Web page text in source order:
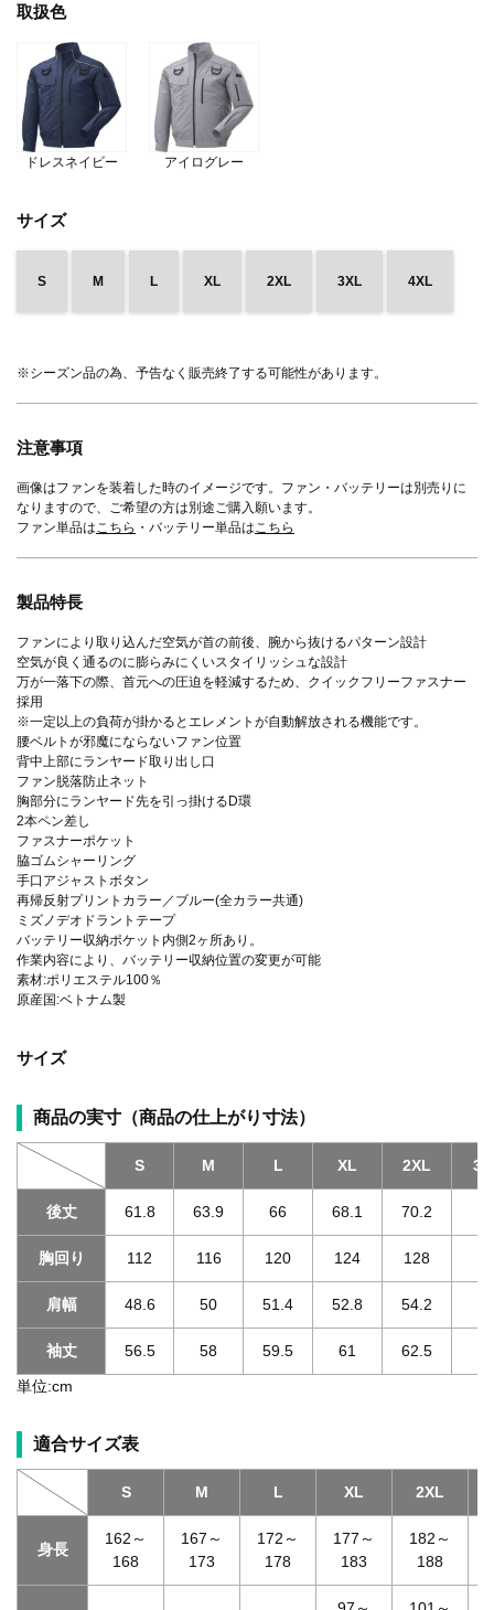
取扱色
ドレスネイビー アイログレー
サイズ
S M L XL 2XL 3XL 4XL
※シーズン品の為、予告なく販売終了する可能性があります。
注意事項
画像はファンを装着した時のイメージです。ファン・バッテリーは別売りに
なりますので、ご希望の方は別途ご購入願います。
ファン単品は こちら ・バッテリー単品は こちら
製品特長
ファンにより取り込んだ空気が首の前後、腕から抜けるパターン設計
空気が良く通るのに膨らみにくいスタイリッシュな設計
万が一落下の際、首元への圧迫を軽減するため、クイックフリーファスナー
採用
※一定以上の負荷が掛かるとエレメントが自動解放される機能です。
腰ベルトが邪魔にならないファン位置
背中上部にランヤード取り出し口
ファン脱落防止ネット
胸部分にランヤード先を引っ掛けるD環
2本ペン差し
ファスナーポケット
脇ゴムシャーリング
手口アジャストボタン
再帰反射プリントカラー／ブルー(全カラー共通)
ミズノデオドラントテープ
バッテリー収納ポケット内側2ヶ所あり。
作業内容により、バッテリー収納位置の変更が可能
素材:ポリエステル100％
原産国:ベトナム製
サイズ
商品の実寸（商品の仕上がり寸法）
S M L XL 2XL
後丈 61.8 63.9 66 68.1 70.2
胸回り 112 116 120 124 128
肩幅 48.6 50 51.4 52.8 54.2
袖丈 56.5 58 59.5 61 62.5
単位:cm
適合サイズ表
S M L XL 2XL
身長
162～
168
167～
173
172～
178
177～
183
182～
188